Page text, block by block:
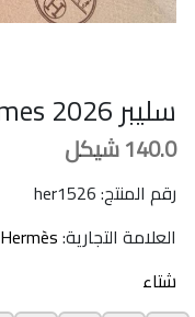
سليبر Hermes 2026 بني
140.0شيكل
رقم المنتج: her1526
العلامة التجارية:Hermès
شتاء